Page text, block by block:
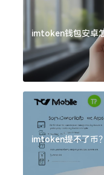
imtoken钱包安卓
imtoken提不了币